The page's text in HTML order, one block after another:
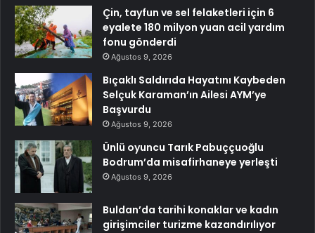
Çin, tayfun ve sel felaketleri için 6
eyalete 180 milyon yuan acil yardım
fonu gönderdi
Ağustos 9, 2026
Bıçaklı Saldırıda Hayatını Kaybeden
Selçuk Karaman’ın Ailesi AYM’ye
Başvurdu
Ağustos 9, 2026
Ünlü oyuncu Tarık Pabuççuoğlu
Bodrum’da misafirhaneye yerleşti
Ağustos 9, 2026
Buldan’da tarihi konaklar ve kadın
girişimciler turizme kazandırılıyor